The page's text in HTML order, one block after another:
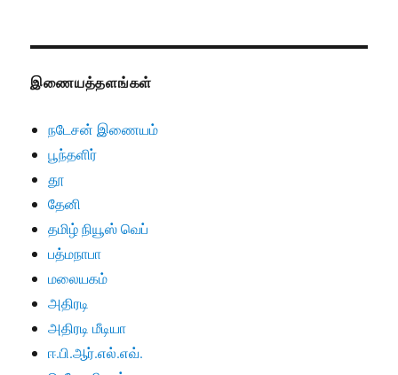
இணையத்தளங்கள்
நடேசன் இணையம்
பூந்தளிர்
தூ
தேனி
தமிழ் நியூஸ் வெப்
பத்மநாபா
மலையகம்
அதிரடி
அதிரடி மீடியா
ஈ.பி.ஆர்.எல்.எவ்.